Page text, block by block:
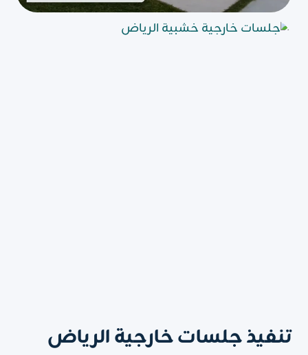
تنفيذ جلسات خارجية الرياض